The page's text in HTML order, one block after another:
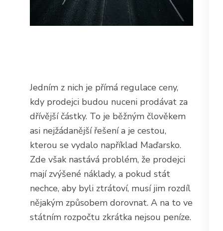
Jedním z nich je přímá regulace ceny,
kdy prodejci budou nuceni prodávat za
dřívější částky. To je běžným člověkem
asi nejžádanější řešení a je cestou,
kterou se vydalo například Maďarsko.
Zde však nastává problém, že prodejci
mají zvýšené náklady, a pokud stát
nechce, aby byli ztrátoví, musí jim rozdíl
nějakým způsobem dorovnat. A na to ve
státním rozpočtu zkrátka nejsou peníze.